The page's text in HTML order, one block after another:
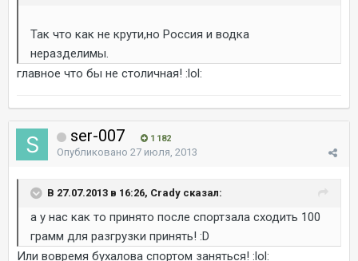
Так что как не крути,но Россия и водка
неразделимы.
главное что бы не столичная! :lol:
ser-007 1 182
Опубликовано 27 июля, 2013
В 27.07.2013 в 16:26, Crady сказал:
а у нас как то принято после спортзала сходить 100
грамм для разгрузки принять! :D
Или вовремя бухалова спортом заняться! :lol: